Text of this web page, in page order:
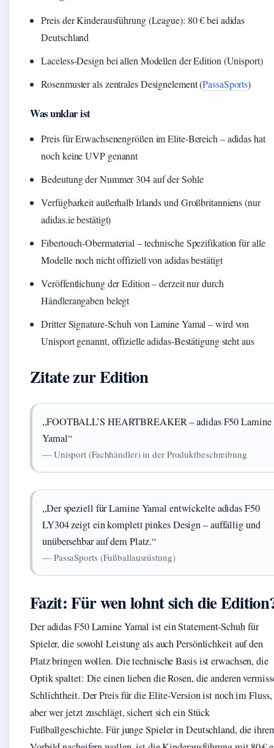
Preis der Kinderausführung (League): 80 € bei adidas
Deutschland
Laceless-Design bei allen Modellen der Edition (Unisport)
Rosenmuster als zentrales Designelement (PassaSports)
Was unklar ist
Preis für Erwachsenengrößen im Elite-Bereich – adidas hat
noch keine UVP genannt
Bedeutung der Nummer 304 auf der Sohle
Verfügbarkeit außerhalb Irlands und Großbritanniens (nur
adidas.ie bestätigt)
Fibertouch-Obermaterial – technische Spezifikation für alle
Modelle noch nicht offiziell von adidas bestätigt
Veröffentlichung der Edition – derzeit nur durch
Händlerangaben belegt
Dritter Signature-Schuh von Lamine Yamal – wird von
Unisport genannt, offizielle adidas-Bestätigung steht aus
Zitate zur Edition
„FOOTBALL’S HEARTBREAKER – adidas F50 Lamine
Yamal“
— Unisport (Fachhändler) in der Produktbeschreibung
„Der speziell für Lamine Yamal entwickelte adidas F50
LY304 zeigt ein komplett pinkes Design – auffällig und
unübersehbar auf dem Platz.“
— PassaSports (Fußballausrüstung)
Fazit: Für wen lohnt sich die
Der adidas F50 Lamine Yamal ist ein Statement-Schuh für
Spieler, die sowohl Leistung als auch Persönlichkeit auf den
Platz bringen wollen. Die technische Basis ist erwachsen, die
Optik spaltet: Die einen lieben die Rosen, die anderen
Schlichtheit. Der Preis für die Elite-Version ist noch im Fluss,
aber wer jetzt zuschlägt, sichert sich ein Stück
Fußballgeschichte. Für junge Spieler in Deutschland, die